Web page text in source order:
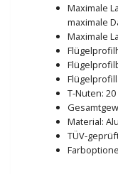
Maximale
maximale
Maximale
T-Nuten:
Material:
TÜV-